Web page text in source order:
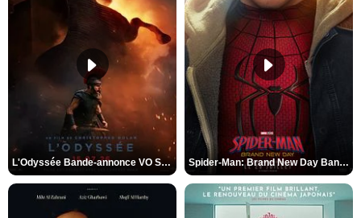
L'Odyssée Bande-annonce VO STFR Spider-Man: Brand New Day Bande-annonce VO STFR